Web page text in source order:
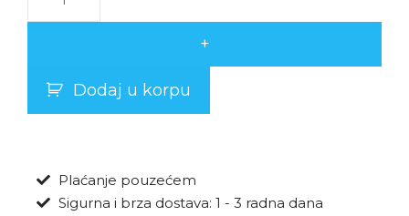
+
Dodaj u korpu
Plaćanje pouzećem
Sigurna i brza dostava: 1 - 3 radna dana